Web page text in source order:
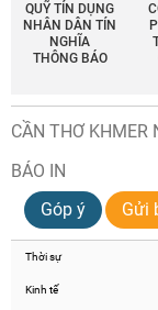
QUỸ TÍN DỤNG
NHÂN DÂN TÍN
NGHĨA
THÔNG BÁO
CẦN THƠ KHMER
BÁO IN
Góp ý
Gửi
Thời sự
Kinh tế